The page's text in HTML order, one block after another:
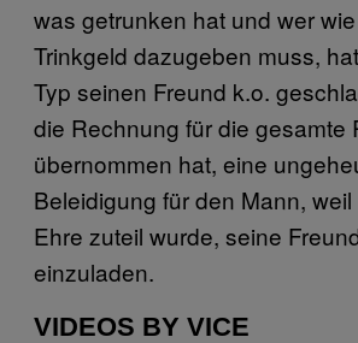
was getrunken hat und wer
Trinkgeld dazugeben muss,
Typ seinen Freund k.o.
die Rechnung für die gesamte
übernommen hat, eine
Beleidigung für den Mann,
Ehre zuteil wurde, seine
einzuladen.
VIDEOS BY VICE